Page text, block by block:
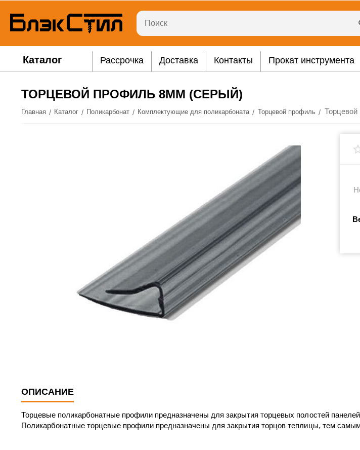
Каталог Рассрочка Доставка Контакты Прокат инструмента
ТОРЦЕВОЙ ПРОФИЛЬ 8ММ (СЕРЫЙ)
Главная / Каталог / Поликарбонат / Комплектующие для поликарбоната / Торцевой профиль /
ОПИСАНИЕ
Торцевые поликарбонатные профили предназначены для закрытия торцевых полостей
Поликарбонатные торцевые профили предназначены для закрытия торцов теплицы, тем